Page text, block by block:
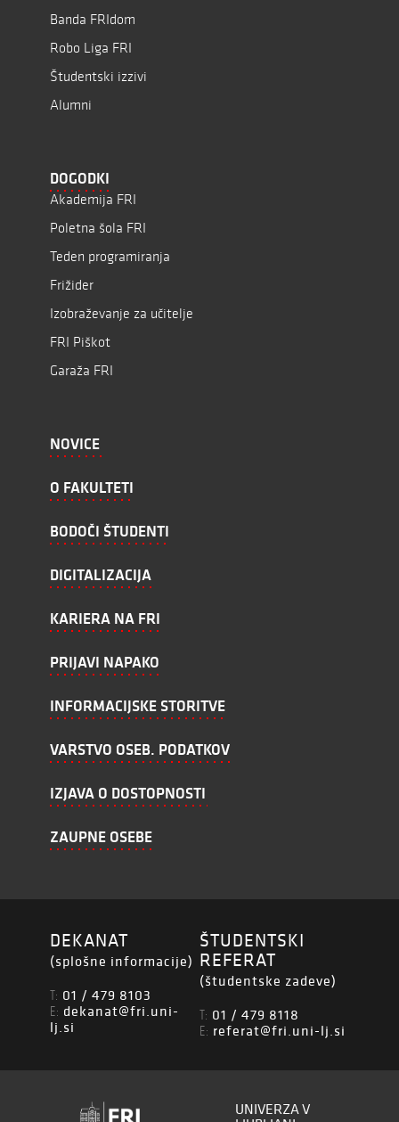
Banda FRIdom
Robo Liga FRI
Študentski izzivi
Alumni
DOGODKI
Akademija FRI
Poletna šola FRI
Teden programiranja
Frižider
Izobraževanje za učitelje
FRI Piškot
Garaža FRI
NOVICE
O FAKULTETI
BODOČI ŠTUDENTI
DIGITALIZACIJA
KARIERA NA FRI
PRIJAVI NAPAKO
INFORMACIJSKE STORITVE
VARSTVO OSEB. PODATKOV
IZJAVA O DOSTOPNOSTI
ZAUPNE OSEBE
DEKANAT
(splošne informacije)
T: 01 / 479 8103
E: dekanat@fri.uni-
lj.si
ŠTUDENTSKI
REFERAT
(študentske zadeve)
T: 01 / 479 8118
E: referat@fri.uni-lj.si
UNIVERZA V